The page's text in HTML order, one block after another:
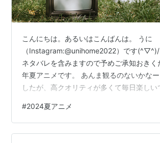
こんにちは。あるいはこんばんは。 うに
（Instagram:@unihome2022）です
ネタバレを含みますので予めご承知おき
年夏アニメです。 あんま観るのないかな
したが、高クオリティが多くて毎日楽しい
次元舞台編は後半がちょいとだらけたかな
いから原作の時もそうですけど、ここは
優陣がすごい良かった。 私は黒川あかね
#2024夏アニメ